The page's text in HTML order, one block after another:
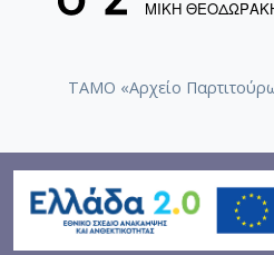
ΤΑΜΟ «Αρχείο